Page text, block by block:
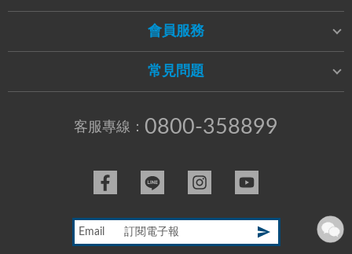
會員服務
常見問題
客服專線： 0800-358899
Email